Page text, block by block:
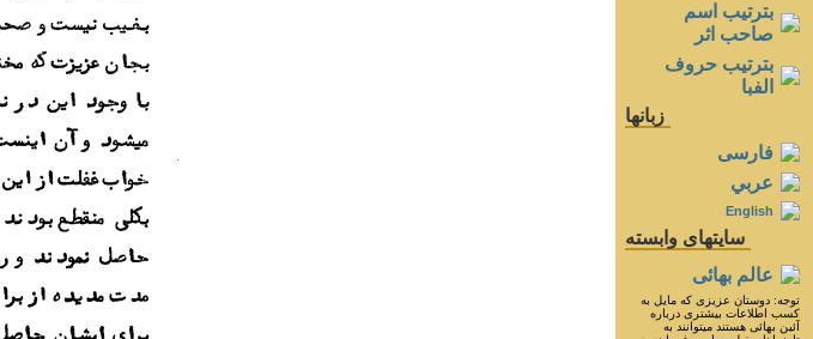
بترتيب اسم
صاحب اثر
بترتيب حروف
الفبا
زبانها
فارسی
عربي
English
سايتهای وابسته
عالم بهائی
توجه: دوستان عزيزى كه مايل به
كسب اطلاعات بيشترى درباره
آئين بهائى هستند ميتوانند به